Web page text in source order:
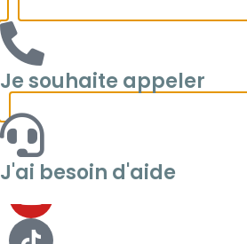
Je souhaite appeler
J'ai besoin d'aide